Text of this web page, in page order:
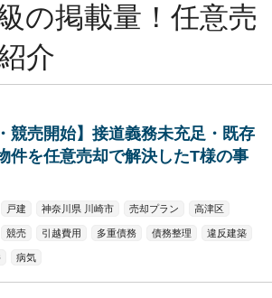
の掲載量！任意売
介
競売開始】接道義務未充足・既存
件を任意売却で解決したT様の事
戸建 神奈川県 川崎市 売却プラン 高津区
競売 引越費用 多重債務 債務整理 違反建築
病気